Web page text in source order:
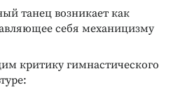
танец возникает как
себя механицизму
критику гимнастического